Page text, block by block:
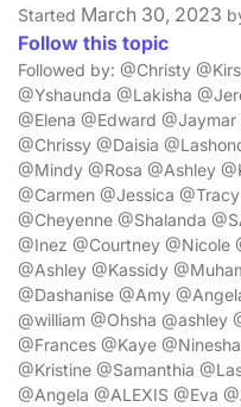
Started March 30, 2023
Follow this topic
Followed by: @Christy
@Yshaunda @Lakisha
@Elena @Edward
@Chrissy @Daisia
@Mindy @Rosa @Ashley
@Carmen @Jessica
@Cheyenne @Shalanda
@Inez @Courtney @Nicole
@Ashley @Kassidy
@Dashanise @Amy
@william @Ohsha @ashley
@Frances @Kaye
@Kristine @Samanthia
@Angela @ALEXIS @Eva